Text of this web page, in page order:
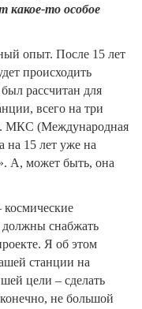
какое-то особое
опыт. После 15 лет
происходить
рассчитан для
всего на три
МКС (Международная
на 15 лет уже на
А, может быть, она
космические
должны снабжать
Я об этом
станции на
цели – сделать
не большой